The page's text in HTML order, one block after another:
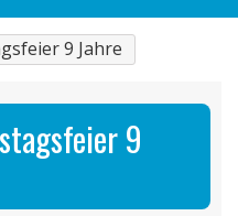
9 Jahre
9